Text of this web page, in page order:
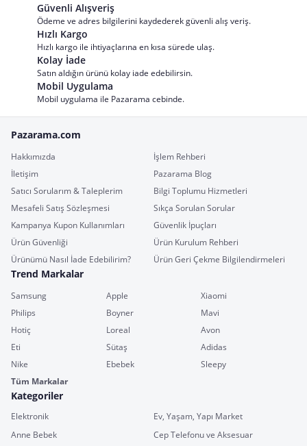
Güvenli Alışveriş
Ödeme ve adres bilgilerini kaydederek güvenli alış veriş.
Hızlı Kargo
Hızlı kargo ile ihtiyaçlarına en kısa sürede ulaş.
Kolay İade
Satın aldığın ürünü kolay iade edebilirsin.
Mobil Uygulama
Mobil uygulama ile Pazarama cebinde.
Pazarama.com
Hakkımızda
İşlem Rehberi
İletişim
Pazarama Blog
Satıcı Sorularım & Taleplerim
Bilgi Toplumu Hizmetleri
Mesafeli Satış Sözleşmesi
Sıkça Sorulan Sorular
Kampanya Kupon Kullanımları
Güvenlik İpuçları
Ürün Güvenliği
Ürün Kurulum Rehberi
Ürünümü Nasıl İade Edebilirim?
Ürün Geri Çekme Bilgilendirmeleri
Trend Markalar
Samsung Apple
Xiaomi
Philips
Boyner
Mavi
Hotiç
Loreal
Avon
Eti
Sütaş
Adidas
Nike
Ebebek
Sleepy
Tüm Markalar
Kategoriler
Elektronik
Ev, Yaşam, Yapı Market
Anne Bebek
Cep Telefonu ve Aksesuar